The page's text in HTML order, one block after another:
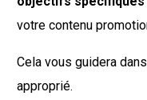
votre contenu
Cela vous guidera
approprié.